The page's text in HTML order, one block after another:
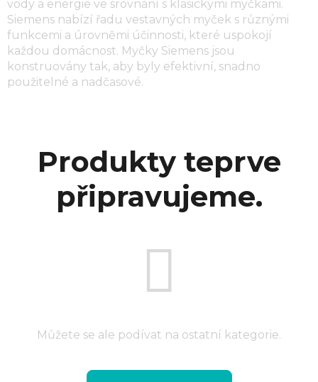
vody a energie ve srovnání s klasickými myčkami.
Siemens nabízí řadu vestavných myček s různými
funkcemi a úrovněmi účinnosti, které uspokojí
každou domácnost. Myčky Siemens jsou
konstruovány tak, aby byly efektivní, snadno
použitelné a nadčasové.
Produkty teprve
připravujeme.
Můžete se ale podívat na ostatní kategorie.